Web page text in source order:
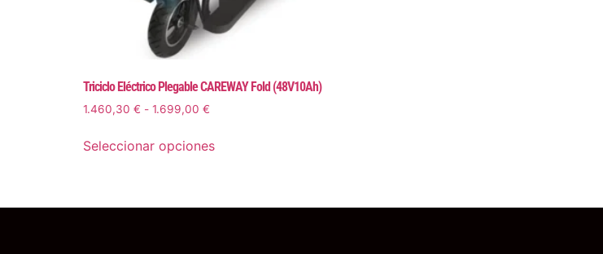
Triciclo Eléctrico Plegable CAREWAY Fold (48V10Ah)
1.460,30 € - 1.699,00 €
Seleccionar opciones